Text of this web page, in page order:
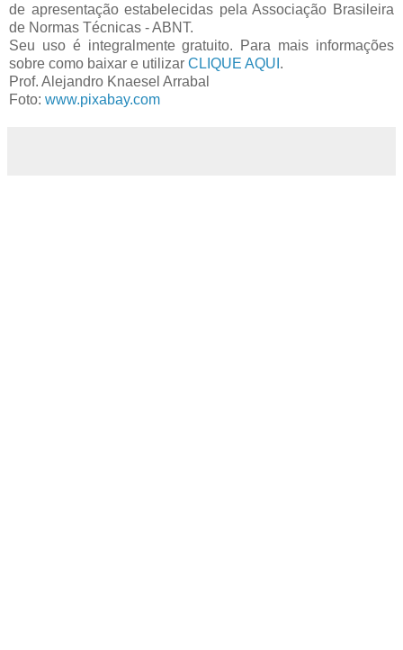
de apresentação estabelecidas pela Associação Brasileira
de Normas Técnicas - ABNT.
Seu uso é integralmente gratuito. Para mais informações
sobre como baixar e utilizar CLIQUE AQUI .
Prof. Alejandro Knaesel Arrabal
Foto: www.pixabay.com